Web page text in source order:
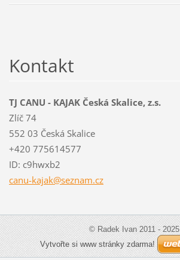
Kontakt
TJ CANU - KAJAK Česká Skalice, z.s.
Zlíč 74
552 03 Česká Skalice
+420 775614577
ID: c9hwxb2
canu-kajak@seznam.cz
© Radek Ivan 2011 - 2025
Vytvořte si www stránky zdarma!